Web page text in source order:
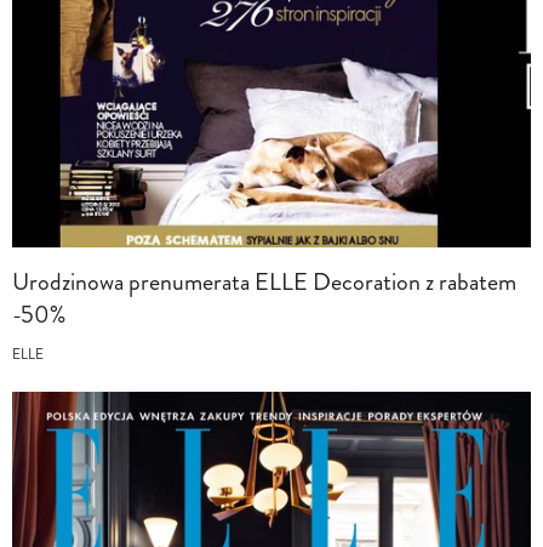
Urodzinowa prenumerata ELLE Decoration z rabatem
-50%
ELLE